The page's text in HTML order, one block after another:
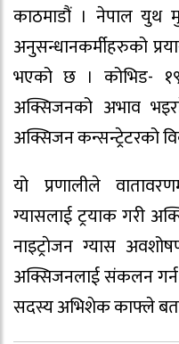
काठमाडौं । नेपाल युथ
अनुसन्धानकर्मीहरुको
भएको छ । कोभिड-
अक्सिजनको अभाव
अक्सिजन कन्सन्ट्रेटरको
यो प्रणालीले
ग्यासलाई ट्रयाक गरी
नाइट्राेजन ग्यास
अक्सिजनलाई संकलन
सदस्य अभिशेक काफ्ले